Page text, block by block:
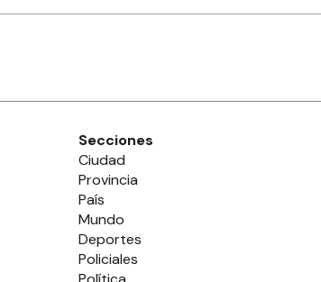
Secciones
Ciudad
Provincia
País
Mundo
Deportes
Policiales